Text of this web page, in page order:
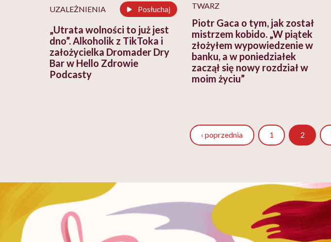
UZALEŻNIENIA Posłuchaj
„Utrata wolności to już jest
dno”. Alkoholik z TikToka i
założycielka Dromader Dry
Bar w Hello Zdrowie
Podcasty
TWARZ
Piotr Gaca o tym, jak został
mistrzem kobido. „W piątek
złożyłem wypowiedzenie w
banku, a w poniedziałek
zaczął się nowy rozdział w
moim życiu”
‹ poprzednia Strona
1 2